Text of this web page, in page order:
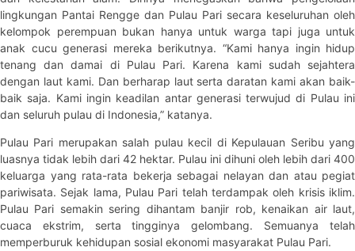
lingkungan Pantai Rengge dan Pulau Pari secara keseluruhan oleh
kelompok perempuan bukan hanya untuk warga tapi juga untuk
anak cucu generasi mereka berikutnya. “Kami hanya ingin hidup
tenang dan damai di Pulau Pari. Karena kami sudah sejahtera
dengan laut kami. Dan berharap laut serta daratan kami akan baik-
baik saja. Kami ingin keadilan antar generasi terwujud di Pulau ini
dan seluruh pulau di Indonesia,” katanya.
Pulau Pari merupakan salah pulau kecil di Kepulauan Seribu yang
luasnya tidak lebih dari 42 hektar. Pulau ini dihuni oleh lebih dari 400
keluarga yang rata-rata bekerja sebagai nelayan dan atau pegiat
pariwisata. Sejak lama, Pulau Pari telah terdampak oleh krisis iklim.
Pulau Pari semakin sering dihantam banjir rob, kenaikan air laut,
cuaca ekstrim, serta tingginya gelombang. Semuanya telah
memperburuk kehidupan sosial ekonomi masyarakat Pulau Pari.